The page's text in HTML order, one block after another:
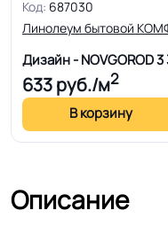
Допуск изменения
толщин
Класс горючести
Код: 687030
Линолеум бытовой
Дизайн - NOVGOROD 3
633руб./м2
В корзину
Описание